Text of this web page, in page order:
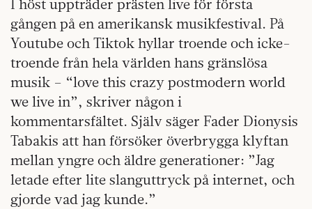
I höst uppträder prästen live för första
gången på en amerikansk musikfestival. På
Youtube och Tiktok hyllar troende och icke-
troende från hela världen hans gränslösa
musik – “love this crazy postmodern world
we live in”, skriver någon i
kommentarsfältet. Själv säger Fader Dionysis
Tabakis att han försöker överbrygga klyftan
mellan yngre och äldre generationer: ”Jag
letade efter lite slanguttryck på internet, och
gjorde vad jag kunde.”